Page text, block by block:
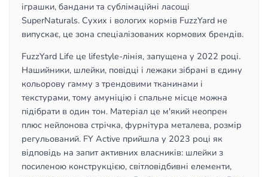
іграшки, бандани та сублімаційні ласощі
SuperNaturals. Сухих і вологих кормів FuzzYard не
випускає, це зона спеціалізованих кормових брендів.
FuzzYard Life це lifestyle-лінія, запущена у 2022 році.
Нашийники, шлейки, повідці і лежаки зібрані в єдину
кольорову гамму з трендовими тканинами і
текстурами, тому амуніцію і спальне місце можна
підібрати в один тон. Матеріал це м'який неопрен
плюс нейлонова стрічка, фурнітура металева, розмір
регульований. FY Active прийшла у 2023 році як
відповідь на запит активних власників: шлейки з
посиленою конструкцією, світловідбивні елементи,